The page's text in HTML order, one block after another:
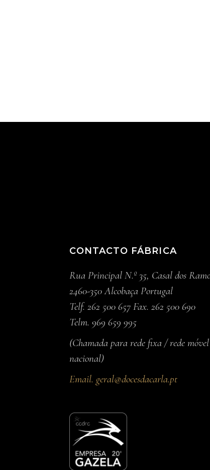
CONTACTO FÁBRICA
Rua Principal N.º 35, Casal dos
2460-350 Alcobaça Portugal
Telf. 262 500 657 Fax. 262 500 690
Telm. 969 659 995
(Chamada para rede fixa / rede móvel
nacional)
Email. geral@docesdacarla.pt